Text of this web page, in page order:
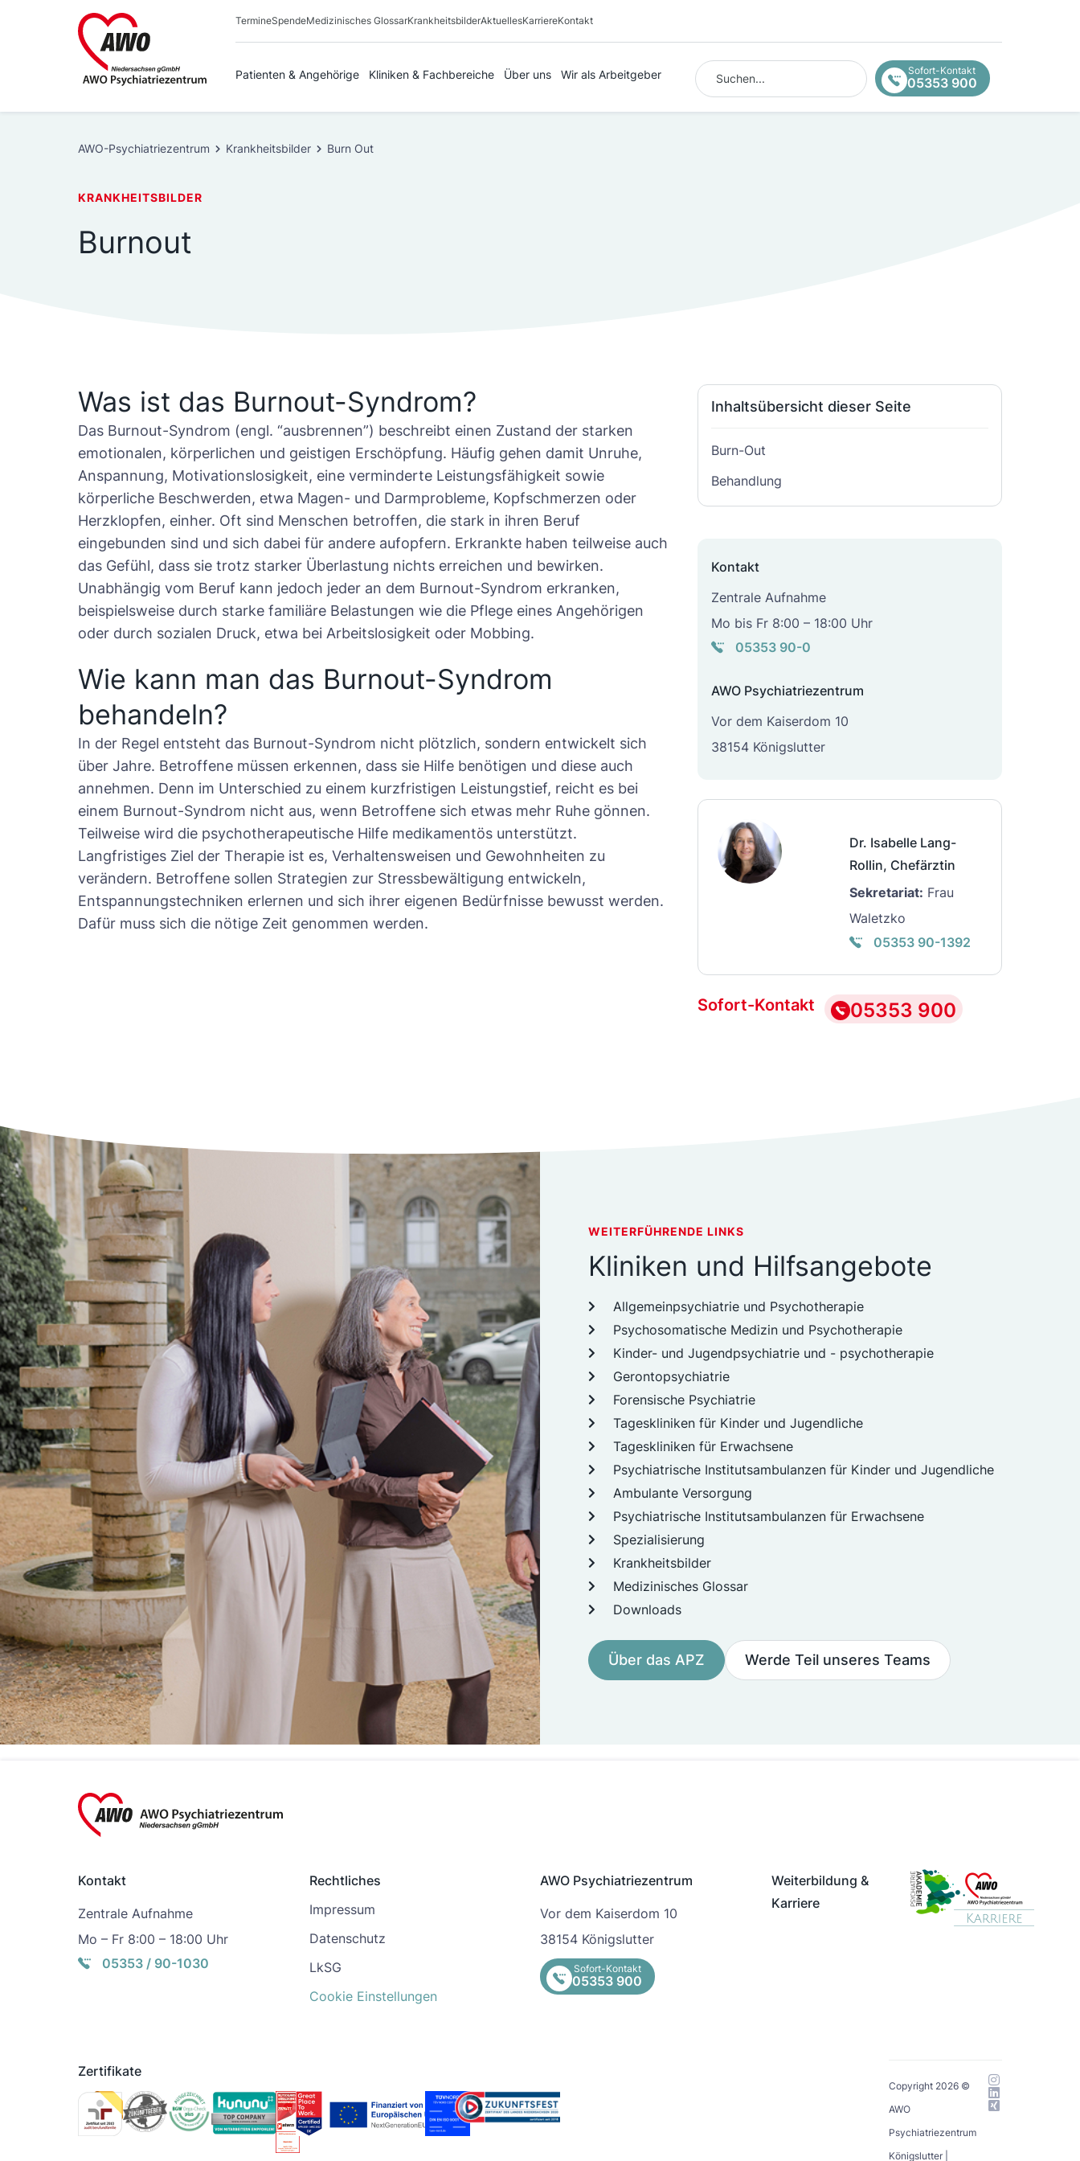
TermineSpendeMedizinisches GlossarKrankheitsbilderAktuellesKarriereKontakt
Patienten & Angehörige Kliniken & Fachbereiche Über uns Wir als Arbeitgeber Suchen... Sofort-Kontakt
05353 900
AWO-Psychiatriezentrum Krankheitsbilder Burn Out
KRANKHEITSBILDER
Burnout
Was ist das Burnout-Syndrom?
Das Burnout-Syndrom (engl. “ausbrennen”) beschreibt einen Zustand der starken
emotionalen, körperlichen und geistigen Erschöpfung. Häufig gehen damit Unruhe,
Anspannung, Motivationslosigkeit, eine verminderte Leistungsfähigkeit sowie
körperliche Beschwerden, etwa Magen- und Darmprobleme, Kopfschmerzen oder
Herzklopfen, einher. Oft sind Menschen betroffen, die stark in ihren Beruf
eingebunden sind und sich dabei für andere aufopfern. Erkrankte haben teilweise auch
das Gefühl, dass sie trotz starker Überlastung nichts erreichen und bewirken.
Unabhängig vom Beruf kann jedoch jeder an dem Burnout-Syndrom erkranken,
beispielsweise durch starke familiäre Belastungen wie die Pflege eines Angehörigen
oder durch sozialen Druck, etwa bei Arbeitslosigkeit oder Mobbing.
Wie kann man das Burnout-Syndrom
behandeln?
In der Regel entsteht das Burnout-Syndrom nicht plötzlich, sondern entwickelt sich
über Jahre. Betroffene müssen erkennen, dass sie Hilfe benötigen und diese auch
annehmen. Denn im Unterschied zu einem kurzfristigen Leistungstief, reicht es bei
einem Burnout-Syndrom nicht aus, wenn Betroffene sich etwas mehr Ruhe gönnen.
Teilweise wird die psychotherapeutische Hilfe medikamentös unterstützt.
Langfristiges Ziel der Therapie ist es, Verhaltensweisen und Gewohnheiten zu
verändern. Betroffene sollen Strategien zur Stressbewältigung entwickeln,
Entspannungstechniken erlernen und sich ihrer eigenen Bedürfnisse bewusst werden.
Dafür muss sich die nötige Zeit genommen werden.
Inhaltsübersicht dieser Seite
Burn-Out
Behandlung
Kontakt
Zentrale Aufnahme
Mo bis Fr 8:00 – 18:00 Uhr
05353 90-0
AWO Psychiatriezentrum
Vor dem Kaiserdom 10
38154 Königslutter
Dr. Isabelle Lang-
Rollin, Chefärztin
Sekretariat: Frau
Waletzko
05353 90-1392
Sofort-Kontakt 05353 900
WEITERFÜHRENDE LINKS
Kliniken und Hilfsangebote
Allgemeinpsychiatrie und Psychotherapie
Psychosomatische Medizin und Psychotherapie
Kinder- und Jugendpsychiatrie und - psychotherapie
Gerontopsychiatrie
Forensische Psychiatrie
Tageskliniken für Kinder und Jugendliche
Tageskliniken für Erwachsene
Psychiatrische Institutsambulanzen für Kinder und Jugendliche
Ambulante Versorgung
Psychiatrische Institutsambulanzen für Erwachsene
Spezialisierung
Krankheitsbilder
Medizinisches Glossar
Downloads
Über das APZ Werde Teil unseres Teams
Kontakt
Zentrale Aufnahme
Mo – Fr 8:00 – 18:00 Uhr
05353 / 90-1030
Rechtliches
Impressum
Datenschutz
LkSG
Cookie Einstellungen
AWO Psychiatriezentrum
Vor dem Kaiserdom 10
38154 Königslutter
Sofort-Kontakt
05353 900
Weiterbildung &
Karriere
Zertifikate
Copyright 2026 ©
AWO
Psychiatriezentrum
Königslutter |